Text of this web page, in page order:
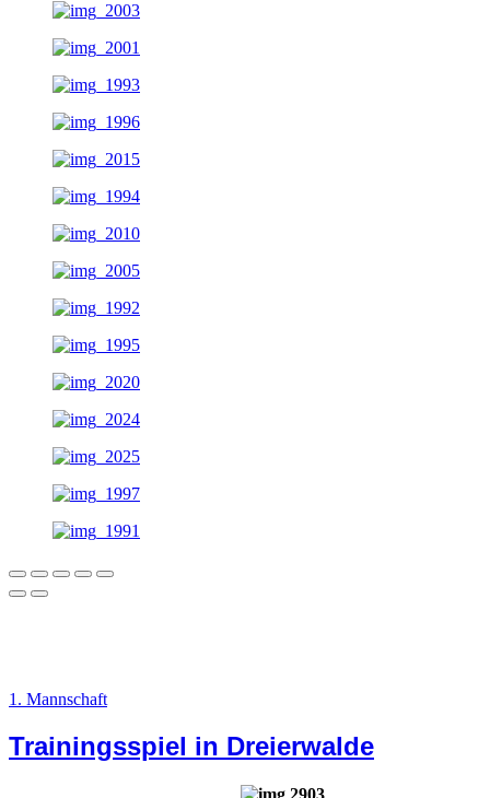
1. Mannschaft
Trainingsspiel in Dreierwalde